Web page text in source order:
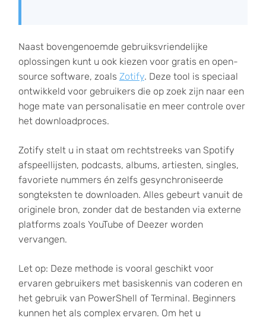
Naast bovengenoemde gebruiksvriendelijke
oplossingen kunt u ook kiezen voor gratis en open-
source software, zoals Zotify. Deze tool is speciaal
ontwikkeld voor gebruikers die op zoek zijn naar een
hoge mate van personalisatie en meer controle over
het downloadproces.
Zotify stelt u in staat om rechtstreeks van Spotify
afspeellijsten, podcasts, albums, artiesten, singles,
favoriete nummers én zelfs gesynchroniseerde
songteksten te downloaden. Alles gebeurt vanuit de
originele bron, zonder dat de bestanden via externe
platforms zoals YouTube of Deezer worden
vervangen.
Let op: Deze methode is vooral geschikt voor
ervaren gebruikers met basiskennis van coderen en
het gebruik van PowerShell of Terminal. Beginners
kunnen het als complex ervaren. Om het u